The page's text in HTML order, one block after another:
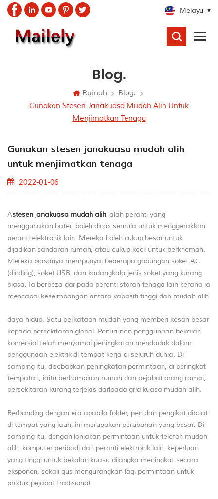
Melayu
Blog.
Rumah
Blog.
Gunakan Stesen Janakuasa Mudah Alih Untuk
Menjimatkan Tenaga
Gunakan stesen janakuasa mudah alih
untuk menjimatkan tenaga
2022-01-06
Astesen janakuasa mudah alih ialah peranti yang
menggunakan bateri boleh dicas semula untuk menggerakkan
peranti elektronik lain. Mereka boleh cukup besar untuk
dijadikan sandaran rumah, atau cukup kecil untuk berkhemah.
Mereka biasanya mempunyai beberapa gabungan soket AC
(dinding), soket USB, dan kadangkala jenis soket yang kurang
biasa. Ia berbeza daripada peranti storan tenaga lain kerana ia
mencapai keseimbangan antara kapasiti tinggi dan mudah alih.
daya hidup. Satu perkataan mudah yang memberi kesan besar
kepada persekitaran global. Penurunan penggunaan bekalan
komersial telah menyamai peningkatan mendadak dalam
penggunaan elektrik di tempat kerja di seluruh dunia. Di
samping itu, disebabkan peningkatan permintaan, di peringkat
tempatan, iaitu berhampiran rumah dan pejabat orang ramai,
persekitaran kurang terjejas daripada grid kuasa mudah alih.
Berbanding dengan era apabila folder, pen dan pengikat dibuat
di tempat yang jauh, ini merupakan perubahan yang besar. Di
samping itu, dengan lonjakan permintaan untuk telefon mudah
alih, komputer peribadi dan peranti elektronik lain, keperluan
yang tinggi untuk bekalan kuasa dijangka meningkat secara
eksponen, sekali gus mengurangkan lagi permintaan untuk
produk pejabat tradisional.